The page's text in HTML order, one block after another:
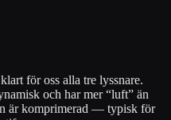
för oss alla tre lyssnare.
och har mer “luft” än
är komprimerad — typisk för